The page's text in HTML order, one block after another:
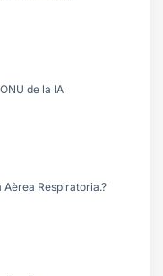
de la IA
Aèrea Respiratoria.?